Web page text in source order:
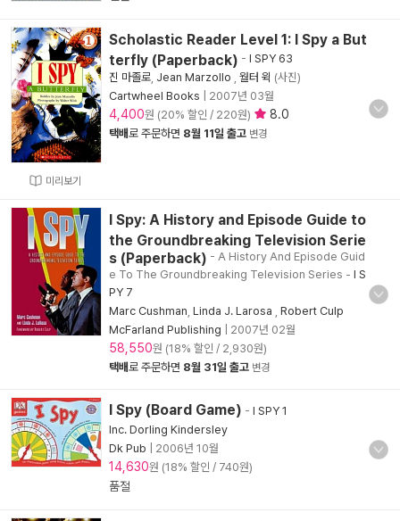
미리보기
Scholastic Reader Level 1: I Spy a But
terfly (Paperback) - I SPY 63
진 마졸로 Jean Marzollo 월터 윅 (사진)
Cartwheel Books
2007년 03월
4,400원 (20% 할인 / 220원) 8.0
택배로 주문하면 8월 11일 출고 변경
I Spy: A History and Episode Guide to
the Groundbreaking Television Serie
s (Paperback) - A History And Episode Guid
e To The Groundbreaking Television Series - I S
PY 7
Marc Cushman Linda J. Larosa
Robert Culp
McFarland Publishing
2007년 02월
58,550원 (18% 할인 / 2,930원)
택배로 주문하면 8월 31일 출고 변경
I Spy (Board Game) - I SPY 1
Inc. Dorling Kindersley
Dk Pub
2006년 10월
14,630원 (18% 할인 / 740원)
품절